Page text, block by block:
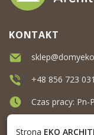
KONTAKT
+48 856 723 031
Czas pracy:
Strona EKO